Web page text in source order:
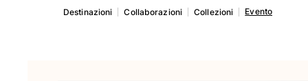
Classico corto
Destinazioni Collaborazioni Collezioni Evento